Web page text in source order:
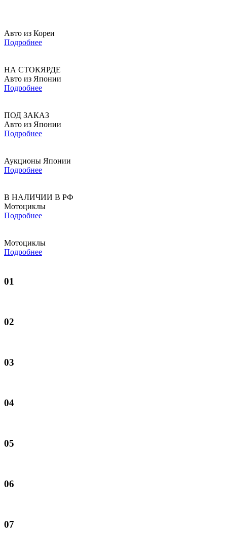
Авто из Кореи
Подробнее
НА СТОКЯРДЕ
Авто из Японии
Подробнее
ПОД ЗАКАЗ
Авто из Японии
Подробнее
Аукционы Японии
Подробнее
В НАЛИЧИИ В РФ
Мотоциклы
Подробнее
Мотоциклы
Подробнее
01
02
03
04
05
06
07